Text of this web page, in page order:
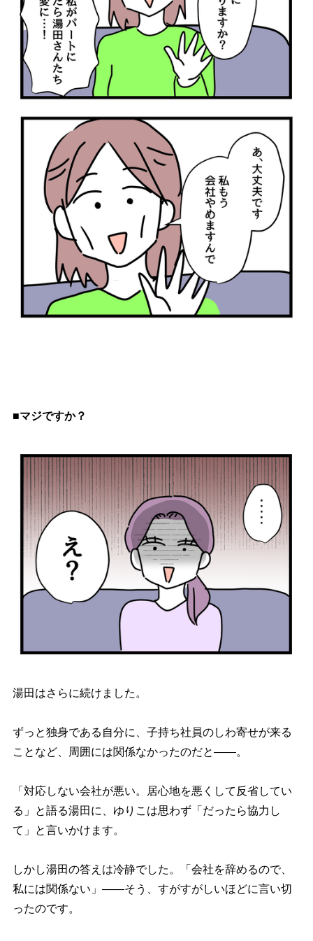
■マジですか？
湯田はさらに続けました。
ずっと独身である自分に、子持ち社員のしわ寄せが来る
ことなど、周囲には関係なかったのだと――。
「対応しない会社が悪い。居心地を悪くして反省してい
る」と語る湯田に、ゆりこは思わず「だったら協力し
て」と言いかけます。
しかし湯田の答えは冷静でした。「会社を辞めるので、
私には関係ない」――そう、すがすがしいほどに言い切
ったのです。